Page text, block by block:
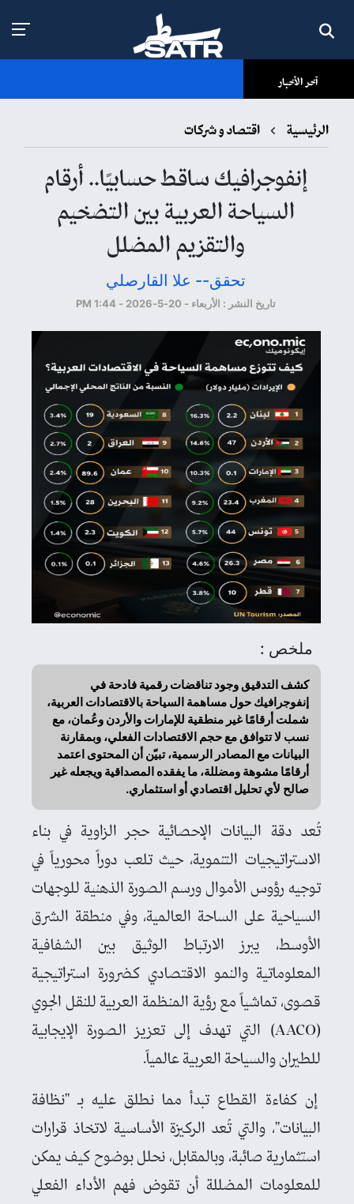
آخر الأخبار
الرئيسية اقتصاد و شركات
إنفوجرافيك ساقط حسابيًا.. أرقام
السياحة العربية بين التضخيم
والتقزيم المضلل
تحقق-- علا القارصلي
تاريخ النشر : الأربعاء - 20-5-2026 - 1:44 PM
ملخص :
كشف التدقيق وجود تناقضات رقمية فادحة في
إنفوجرافيك حول مساهمة السياحة بالاقتصادات العربية،
شملت أرقامًا غير منطقية للإمارات والأردن وعُمان، مع
نسب لا تتوافق مع حجم الاقتصادات الفعلي، وبمقارنة
البيانات مع المصادر الرسمية، تبيّن أن المحتوى اعتمد
أرقامًا مشوهة ومضللة، ما يفقده المصداقية ويجعله غير
صالح لأي تحليل اقتصادي أو استثماري.
تُعد دقة البيانات الإحصائية حجر الزاوية في بناء
الاستراتيجيات التنموية، حيث تلعب دوراً محورياً في
توجيه رؤوس الأموال ورسم الصورة الذهنية للوجهات
السياحية على الساحة العالمية، وفي منطقة الشرق
الأوسط، يبرز الارتباط الوثيق بين الشفافية
المعلوماتية والنمو الاقتصادي كضرورة استراتيجية
قصوى، تماشياً مع رؤية المنظمة العربية للنقل الجوي
(AACO) التي تهدف إلى تعزيز الصورة الإيجابية
للطيران والسياحة العربية عالمياً.
إن كفاءة القطاع تبدأ مما نطلق عليه بـ "نظافة
البيانات"، والتي تُعد الركيزة الأساسية لاتخاذ قرارات
استثمارية صائبة، وبالمقابل، نحلل بوضوح كيف يمكن
للمعلومات المضللة أن تقوض فهم الأداء الفعلي